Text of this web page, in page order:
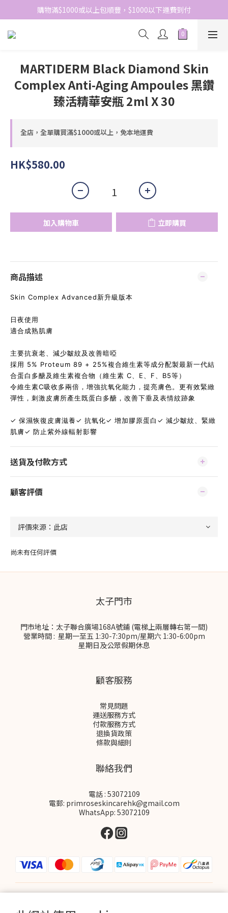
網站免費登記會員，會員優惠價於結帳時自動扣減
購物滿$1000或以上包順豐，$1000以下運費到付
網站免費登記會員，會員優惠價於結帳時自動扣減
MARTIDERM Black Diamond Skin
Complex Anti-Aging Ampoules 黑鑽
臻活精華安瓶 2ml X 30
全店，全單購買滿$1000或以上，免本地運費
HK$580.00
加入購物車 立即購買
商品描述
Skin Complex Advanced新升級版本
日夜使用
適合成熟肌膚
主要抗衰老、減少皺紋及改善暗啞
採用 5% Proteum 89 + 25%複合維生素等成分配製最新一代結
合蛋白多醣及維生素複合物（維生素 C、E、F、B5等）
令維生素C吸收多兩倍，增強抗氧化能力，提亮膚色。更有效緊緻
彈性，刺激皮膚所產生既蛋白多醣 ， 改善下垂及表情紋跡象
✓ 保濕恢復皮膚滋養✓ 抗氧化✓ 增加膠原蛋白✓ 減少皺紋、緊緻
肌膚✓ 防止紫外線輻射影響
送貨及付款方式
顧客評價
尚未有任何評價
太子門市
門市地址：太子聯合廣場168A號鋪 (電梯上兩層轉右第一間)
營業時間 : 星期一至五 1:30-7:30pm/星期六 1:30-6:00pm
星期日及公眾假期休息
顧客服務
常見問題
運送服務方式
付款服務方式
退換貨政策
條款與細則
聯絡我們
電話 : 53072109
電郵: primroseskincarehk@gmail.com
WhatsApp: 53072109